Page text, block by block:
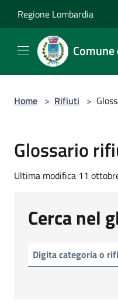
Regione Lombardia
Home > Rifiuti >
Glossario
Ultima modifica 11
Cerca nel